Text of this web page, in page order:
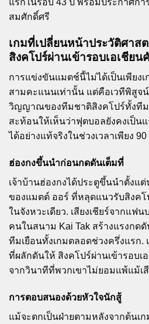
แรกในรอบ 43 ปี พร้อมประกาศกา
สมศักดิ์ศรี
เกมที่เปลี่ยนหน้าประวัติศาส
สิงคโปร์ผ่านเข้ารอบเอเชียน
การแข่งขันแมตช์นี้ไม่ได้เป็นเพียง
สามคะแนนเท่านั้น แต่คือเวทีพิสูจ
วิญญาณของทีมชาติสิงคโปร์ทั้งทีม
สะท้อนให้เห็นว่าฟุตบอลยังคงเป็น
ได้อย่างแท้จริงในช่วงเวลาเพียง
ฮ่องกงขึ้นนำก่อนกดดันเต็มที่
เจ้าบ้านฮ่องกงได้ประตูขึ้นนำตั้งแ
ของแมตต์ ออร์ ที่หลุดแนวรับสิงค
ในจังหวะเดียว. เสียงเชียร์จากแฟ
คนในสนาม Kai Tak สร้างแรงกด
ทีมเยือนทั้งเกมตลอดช่วงครึ่งแรก.
ที่ผลักดันให้ สิงคโปร์ผ่านเข้ารอบเ
จากวินาทีที่พวกเขาไม่ยอมแพ้แม้เ
การตอบสนองด้วยหัวใจนักสู้
แม้จะตกเป็นฝ่ายตามหลังจากต้นเ